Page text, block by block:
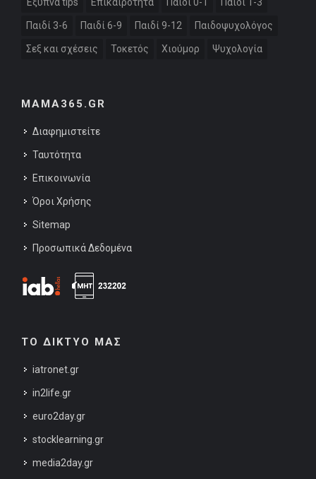
Παιδί 3-6 Παιδί 6-9 Παιδί 9-12 Παιδοψυχολόγος
Σεξ και σχέσεις Τοκετός Χιούμορ Ψυχολογία
MAMA365.GR
Διαφημιστείτε
Ταυτότητα
Επικοινωνία
Όροι Χρήσης
Sitemap
Προσωπικά Δεδομένα
ΤΟ ΔΙΚΤΥΟ ΜΑΣ
iatronet.gr
in2life.gr
euro2day.gr
stocklearning.gr
media2day.gr